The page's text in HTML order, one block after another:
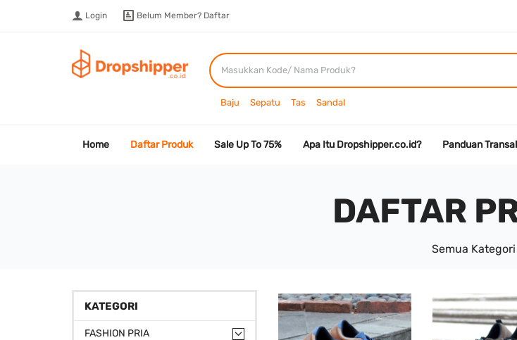
Login Belum Member? Daftar
Baju Sepatu Tas Sandal
Home Daftar Produk Sale Up To 75% Apa Itu Dropshipper.co.id? Panduan
DAFTAR
Semua Kategori
KATEGORI
FASHION PRIA